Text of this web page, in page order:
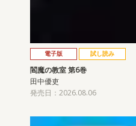
電子版 試し読み
閻魔の教室 第6巻
田中優吏
発売日：2026.08.06